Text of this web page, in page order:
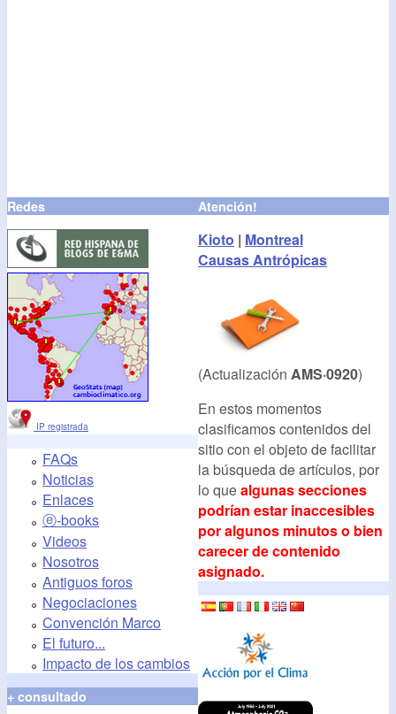
Redes
IP registrada
FAQs
Noticias
Enlaces
ⓔ-books
Videos
Nosotros
Antiguos foros
Negociaciones
Convención Marco
El futuro...
Impacto de los cambios
+ consultado
Atención!
Kioto | Montreal
Causas Antrópicas
(Actualización AMS·0920)
En estos momentos
clasificamos contenidos del
sitio con el objeto de facilitar
la búsqueda de artículos, por
lo quealgunas secciones
podrían estar inaccesibles
por algunos minutos o bien
carecer de contenido
asignado.